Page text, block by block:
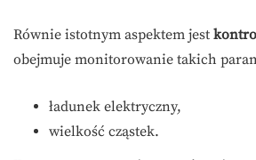
Równie istotnym aspektem jest
obejmuje monitorowanie takich
ładunek elektryczny,
wielkość cząstek.